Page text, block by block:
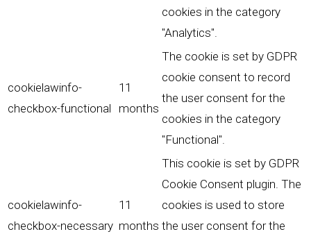
cookies in the category
"Analytics".
cookielawinfo-
checkbox-functional
11
months
The cookie is set by GDPR
cookie consent to record
the user consent for the
cookies in the category
"Functional".
cookielawinfo-
checkbox-necessary
11
months
This cookie is set by GDPR
Cookie Consent plugin. The
cookies is used to store
the user consent for the